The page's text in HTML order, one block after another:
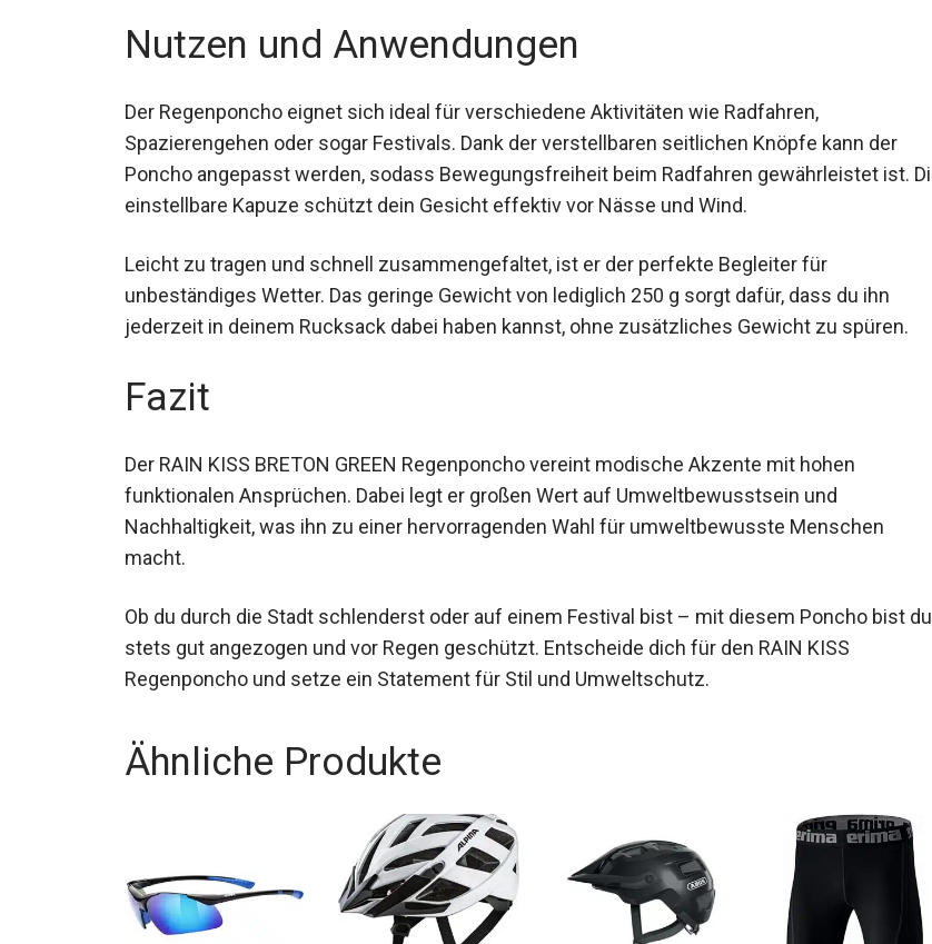
Nutzen und Anwendungen
Der Regenponcho eignet sich ideal für verschiedene Aktivitäten wie Radfahren,
Spazierengehen oder sogar Festivals. Dank der verstellbaren seitlichen Knöpfe kann der
Poncho angepasst werden, sodass Bewegungsfreiheit beim Radfahren gewährleistet ist.
Die einstellbare Kapuze schützt dein Gesicht effektiv vor Nässe und Wind.
Leicht zu tragen und schnell zusammengefaltet, ist er der perfekte Begleiter für
unbeständiges Wetter. Das geringe Gewicht von lediglich 250 g sorgt dafür, dass du ihn
jederzeit in deinem Rucksack dabei haben kannst, ohne zusätzliches Gewicht zu spüren.
Fazit
Der RAIN KISS BRETON GREEN Regenponcho vereint modische Akzente mit hohen
funktionalen Ansprüchen. Dabei legt er großen Wert auf Umweltbewusstsein und
Nachhaltigkeit, was ihn zu einer hervorragenden Wahl für umweltbewusste Menschen
macht.
Ob du durch die Stadt schlenderst oder auf einem Festival bist – mit diesem Poncho bist du
stets gut angezogen und vor Regen geschützt. Entscheide dich für den RAIN KISS
Regenponcho und setze ein Statement für Stil und Umweltschutz.
Ähnliche Produkte